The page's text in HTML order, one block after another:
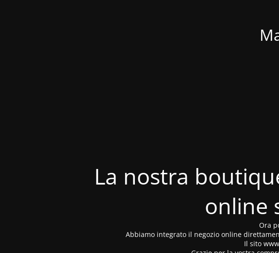
La nostra
online
Ora
Abbiamo integrato il negozio online
Il sito